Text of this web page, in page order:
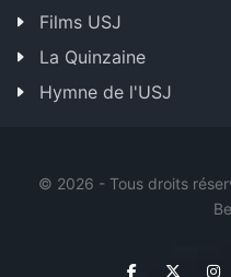
Films USJ
La Quinzaine
Hymne de l'USJ
© 2026 - Tous droits